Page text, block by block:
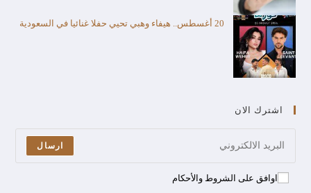
20 أغسطس.. هيفاء وهبي تحيي حفلا غنائيا في السعودية
اشترك الان
ارسال
اوافق على الشروط والأحكام